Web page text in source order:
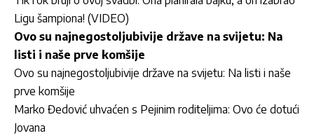
Ligu šampiona! (VIDEO)
Ovo su najnegostoljubivije države na svijetu: Na
listi i naše prve komšije
Ovo su najnegostoljubivije države na svijetu: Na listi i naše
prve komšije
Marko Đedović uhvaćen s Pejinim roditeljima: Ovo će dotući
Jovana